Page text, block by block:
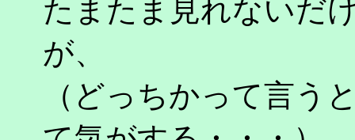
たまたま見れないだ
が、
（どっちかって言う